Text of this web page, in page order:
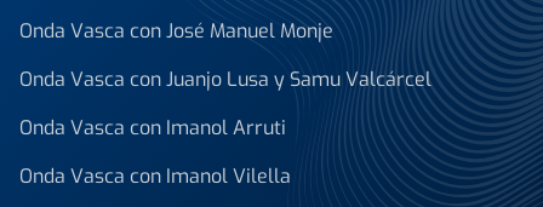
Onda Vasca con José Manuel Monje
Onda Vasca con Juanjo Lusa y Samu Valcárcel
Onda Vasca con Imanol Arruti
Onda Vasca con Imanol Vilella